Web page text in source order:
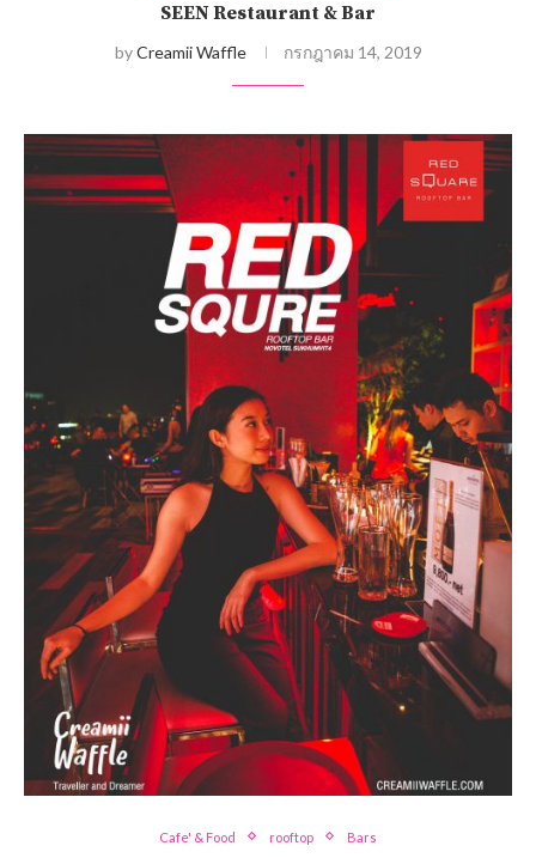
SEEN Restaurant & Bar
byCreamii Waffle กรกฎาคม 14, 2019
Cafe' & Food rooftop Bars